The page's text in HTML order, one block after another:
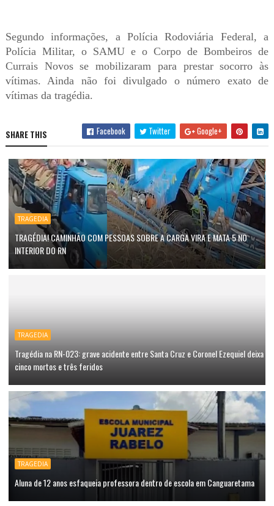
Segundo informações, a Polícia Rodoviária Federal, a
Polícia Militar, o SAMU e o Corpo de Bombeiros de
Currais Novos se mobilizaram para prestar socorro às
vítimas. Ainda não foi divulgado o número exato de
vítimas da tragédia.
SHARE THIS Facebook Twitter Google+
TRAGEDIA
TRAGÉDIA! CAMINHÃO COM PESSOAS SOBRE A CARGA VIRA E MATA 5 NO
INTERIOR DO RN
TRAGEDIA
Tragédia na RN-023: grave acidente entre Santa Cruz e Coronel Ezequiel deixa
cinco mortos e três feridos
TRAGEDIA
Aluna de 12 anos esfaqueia professora dentro de escola em Canguaretama